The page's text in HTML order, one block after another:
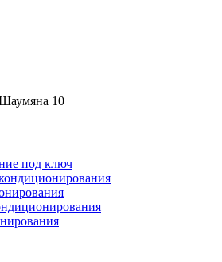
Шаумяна 10
под ключ